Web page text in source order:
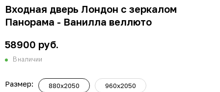
Входная дверь Лондон с зеркалом
Панорама - Ванилла веллюто
58900 руб.
В наличии
Размер: 880x2050 960x2050